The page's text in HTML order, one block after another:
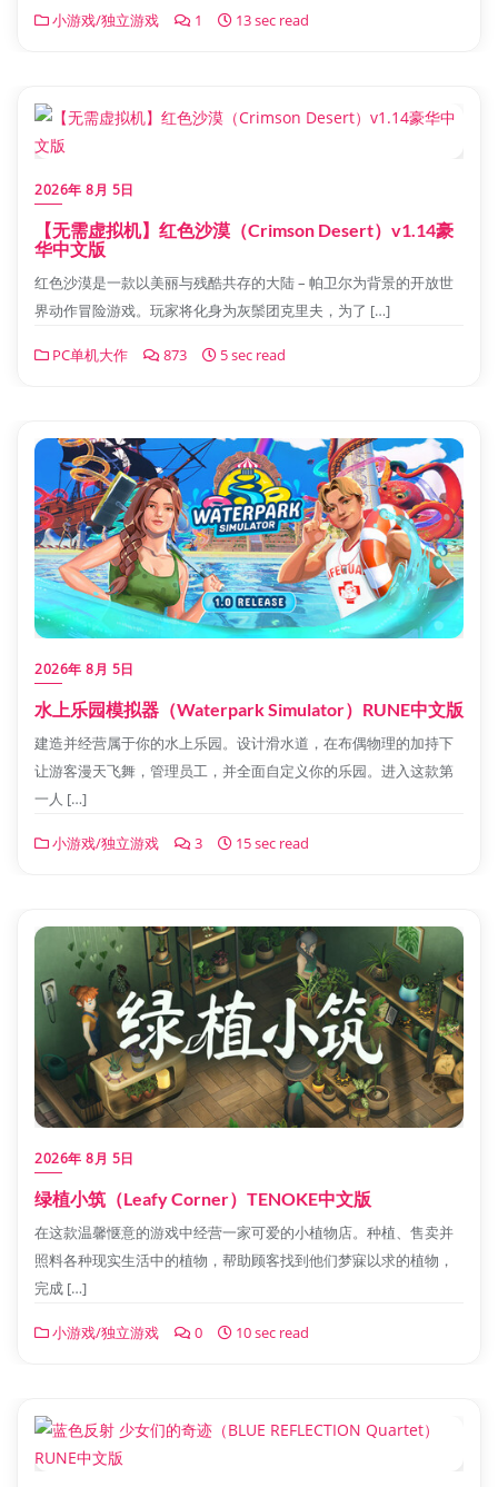
小游戏/独立游戏 1 13 sec read
2026年 8月 5日
【无需虚拟机】红色沙漠（Crimson Desert）v1.14豪
华中文版
红色沙漠是一款以美丽与残酷共存的大陆 – 帕卫尔为背景的开放世
界动作冒险游戏。玩家将化身为灰鬃团克里夫，为了 […]
PC单机大作 873 5 sec read
2026年 8月 5日
水上乐园模拟器（Waterpark Simulator）RUNE中文版
建造并经营属于你的水上乐园。设计滑水道，在布偶物理的加持下
让游客漫天飞舞，管理员工，并全面自定义你的乐园。进入这款第
一人 […]
小游戏/独立游戏 3 15 sec read
2026年 8月 5日
绿植小筑（Leafy Corner）TENOKE中文版
在这款温馨惬意的游戏中经营一家可爱的小植物店。种植、售卖并
照料各种现实生活中的植物，帮助顾客找到他们梦寐以求的植物，
完成 […]
小游戏/独立游戏 0 10 sec read